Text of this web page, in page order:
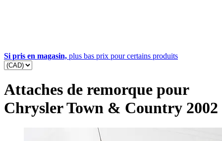
Si pris en magasin, plus bas prix pour certains produits
Attaches de remorque pour
Chrysler Town & Country 2002